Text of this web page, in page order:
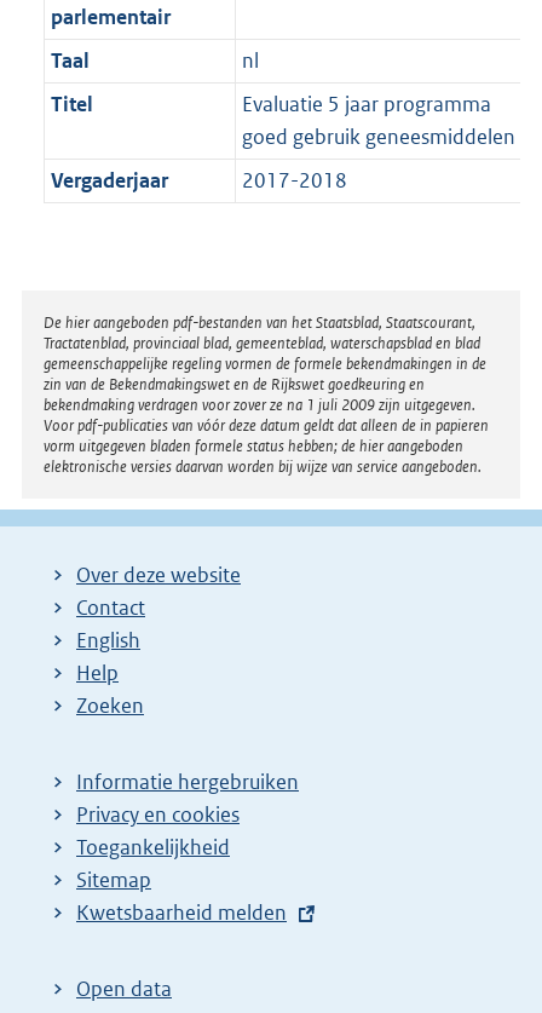
parlementair
Taal
nl
Titel
Evaluatie 5 jaar programma
goed gebruik geneesmiddelen
Vergaderjaar
2017-2018
Disclaimer
De hier aangeboden pdf-bestanden van het Staatsblad, Staatscourant,
Tractatenblad, provinciaal blad, gemeenteblad, waterschapsblad en blad
gemeenschappelijke regeling vormen de formele bekendmakingen in de
zin van de Bekendmakingswet en de Rijkswet goedkeuring en
bekendmaking verdragen voor zover ze na 1 juli 2009 zijn uitgegeven.
Voor pdf-publicaties van vóór deze datum geldt dat alleen de in papieren
vorm uitgegeven bladen formele status hebben; de hier aangeboden
elektronische versies daarvan worden bij wijze van service aangeboden.
Over deze website
Contact
English
Help
Zoeken
Informatie hergebruiken
Privacy en cookies
Toegankelijkheid
Sitemap
E
t
Kwetsbaarheid melden
Open data